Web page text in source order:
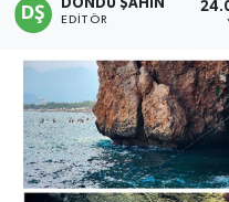
DÖNDÜ ŞAHİN
EDITÖR